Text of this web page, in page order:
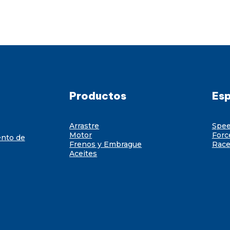
de
Productos
Arrastre
Motor
Frenos y Embrague
Aceites